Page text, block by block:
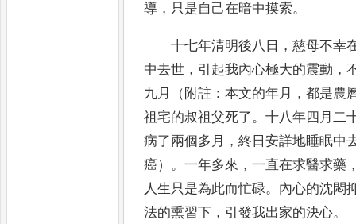
導 ， 只是自己在暗中摸索。
十七年清明後八日 ，慈母不幸
中去世 ， 引起我內心極大的震動 ，
九月（附註 ：本文的年月 ，都是農
祖宅的叔祖父死了。十八年四月二
病了兩個多月
，終日安詳地睡眠中
癌） 。一年多來 ，一直在求醫求藥
人生 只是為此而忙碌。 內心的沈悶
法的熏習下 ， 引發我出家的決心。